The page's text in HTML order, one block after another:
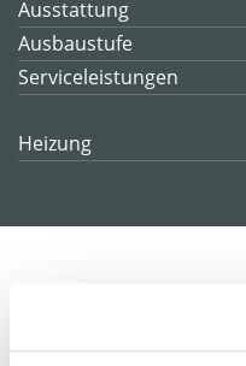
Ausstattung
Ausbaustufe
Serviceleistungen
Heizung